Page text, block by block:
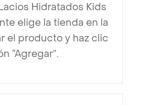
Hidratados Kids
elige la tienda en la
el producto y haz clic
“Agregar”.